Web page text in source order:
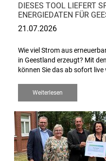
DIESES TOOL LIEFERT
ENERGIEDATEN FÜR
21.07.2026
Wie viel Strom aus
in Geestland erzeugt? Mit
können Sie das ab sofort live
Weiterlesen